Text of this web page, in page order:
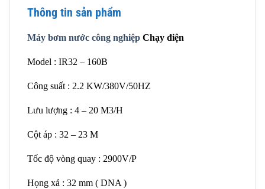
Thông tin sản phẩm
Máy bơm nước công nghiệp Chạy điện
Model : IR32 – 160B
Công suất : 2.2 KW/380V/50HZ
Lưu lượng : 4 – 20 M3/H
Cột áp : 32 – 23 M
Tốc độ vòng quay : 2900V/P
Họng xả : 32 mm ( DNA )